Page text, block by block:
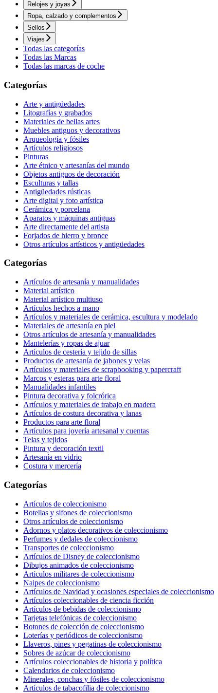
Relojes y joyas
Ropa, calzado y complementos
Sellos
Viajes
Todas las categorías
Todas las Marcas
Todas las marcas de coche
Categorías
Arte y antigüedades
Litografías y grabados
Materiales de bellas artes
Muebles antiguos y decorativos
Arqueología y fósiles
Artículos religiosos
Pinturas
Arte étnico y artesanías del mundo
Objetos antiguos de decoración
Esculturas y tallas
Antigüedades rústicas
Arte digital y foto artística
Cerámica y porcelana
Aparatos y máquinas antiguas
Arte directamente del artista
Forjados de hierro y bronce
Otros artículos artísticos y antigüedades
Categorías
Artículos de artesanía y manualidades
Material artístico
Material artístico multiuso
Artículos hechos a mano
Artículos y materiales de cerámica, escultura y modelado
Materiales de artesanía en piel
Otros artículos de artesanía y manualidades
Mantelerías y ropas de ajuar
Artículos de cestería y tejido de sillas
Productos de artesanía de jabones y velas
Artículos y materiales de scrapbooking y papercraft
Marcos y esteras para arte floral
Manualidades infantiles
Pintura decorativa y folcrórica
Artículos y materiales de trabajo en madera
Artículos de costura decorativa y lanas
Productos para arte floral
Artículos para joyería artesanal y cuentas
Telas y tejidos
Pintura y decoración textil
Artesanía en vidrio
Costura y mercería
Categorías
Artículos de coleccionismo
Botellas y sifones de coleccionismo
Otros artículos de coleccionismo
Adornos y platos decorativos de coleccionismo
Perfumes y dedales de coleccionismo
Transportes de coleccionismo
Artículos de Disney de coleccionismo
Dibujos animados de coleccionismo
Artículos militares de coleccionismo
Naipes de coleccionismo
Artículos de Navidad y ocasiones especiales de coleccionismo
Artículos coleccionables de ciencia ficción
Artículos de bebidas de coleccionismo
Tarjetas telefónicas de coleccionismo
Botones de colección de coleccionismo
Loterías y periódicos de coleccionismo
Llaveros, pines y pegatinas de coleccionismo
Sobres de azúcar de coleccionismo
Artículos coleccionables de historia y política
Calendarios de coleccionismo
Minerales, conchas y fósiles de coleccionismo
Artículos de tabacofilia de coleccionismo